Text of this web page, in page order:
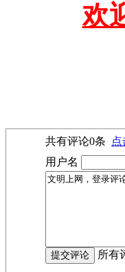
欢
共有评论0条
用户名
所有